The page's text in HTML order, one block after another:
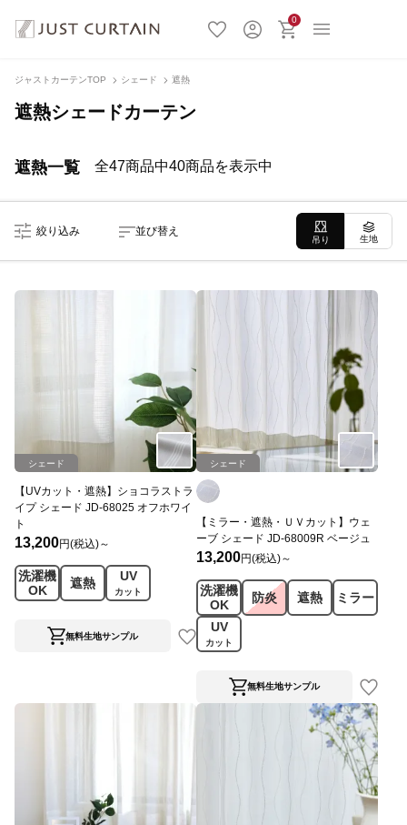
0
ジャストカーテンTOP シェード 遮熱
遮熱シェードカーテン
遮熱一覧 全47商品中40商品を表示中
絞り込み 並び替え
吊り 生地
シェード
【UVカット・遮熱】ショコラストラ
イプ シェード JD-68025 オフホワイ
ト
13,200円(税込)～
洗濯機
OK
遮熱 UV
カット
無料生地サンプル
シェード
【ミラー・遮熱・ＵＶカット】ウェ
ーブ シェード JD-68009R ベージュ
13,200円(税込)～
洗濯機
OK
防炎 遮熱
ミラー
UV
カット
無料生地サンプル